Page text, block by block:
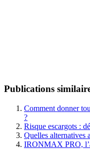
Publications
Comment donner
?
Risque escargots :
Quelles alternatives
IRONMAX PRO,